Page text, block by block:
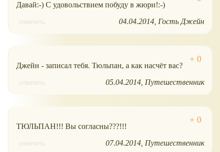
Давай:-) С удовольствием побуду в жюри!:-)
ответить 04.04.2014 Гость Джейн
Джейн - записал тебя. Тюльпан, а как насчёт вас?
ответить 05.04.2014 Путешественник
ТЮЛЬПАН!!! Вы согласны???!!!
ответить 07.04.2014 Путешественник